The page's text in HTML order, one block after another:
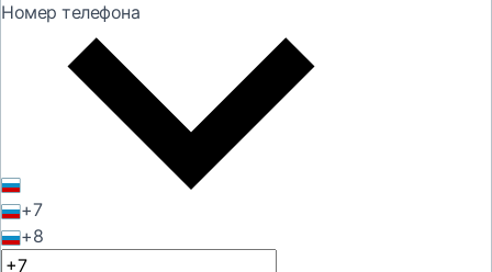
Номер телефона
+7
+8